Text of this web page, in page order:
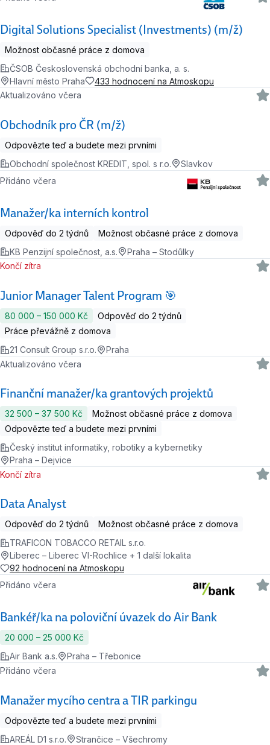
Digital Solutions Specialist (Investments) (m/ž)
Možnost občasné práce z domova
ČSOB Československá obchodní banka, a. s.
Hlavní město Praha
433 hodnocení na Atmoskopu
Obchodník pro ČR (m/ž)
Aktualizováno včera
Odpovězte teď a budete mezi prvními
Obchodní společnost KREDIT, spol. s r.o.
Slavkov
Manažer/ka interních kontrol
Přidáno včera
Odpověď do 2 týdnů
Možnost občasné práce z domova
KB Penzijní společnost, a.s.
Praha – Stodůlky
Junior Manager Talent Program 🎯
Končí zítra
80 000 ‍–‍ 150 000 Kč
Odpověď do 2 týdnů
Práce převážně z domova
21 Consult Group s.r.o.
Praha
Finanční manažer/ka grantových projektů
Aktualizováno včera
32 500 ‍–‍ 37 500 Kč
Možnost občasné práce z domova
Odpovězte teď a budete mezi prvními
Český institut informatiky, robotiky a kybernetiky
Praha – Dejvice
Data Analyst
Končí zítra
Odpověď do 2 týdnů
Možnost občasné práce z domova
TRAFICON TOBACCO RETAIL s.r.o.
Liberec – Liberec VI-Rochlice + 1 další lokalita
92 hodnocení na Atmoskopu
Bankéř/ka na poloviční úvazek do Air Bank
Přidáno včera
20 000 ‍–‍ 25 000 Kč
Air Bank a.s.
Praha – Třebonice
Manažer mycího centra a TIR parkingu
Přidáno včera
Odpovězte teď a budete mezi prvními
AREÁL D1 s.r.o.
Strančice – Všechromy